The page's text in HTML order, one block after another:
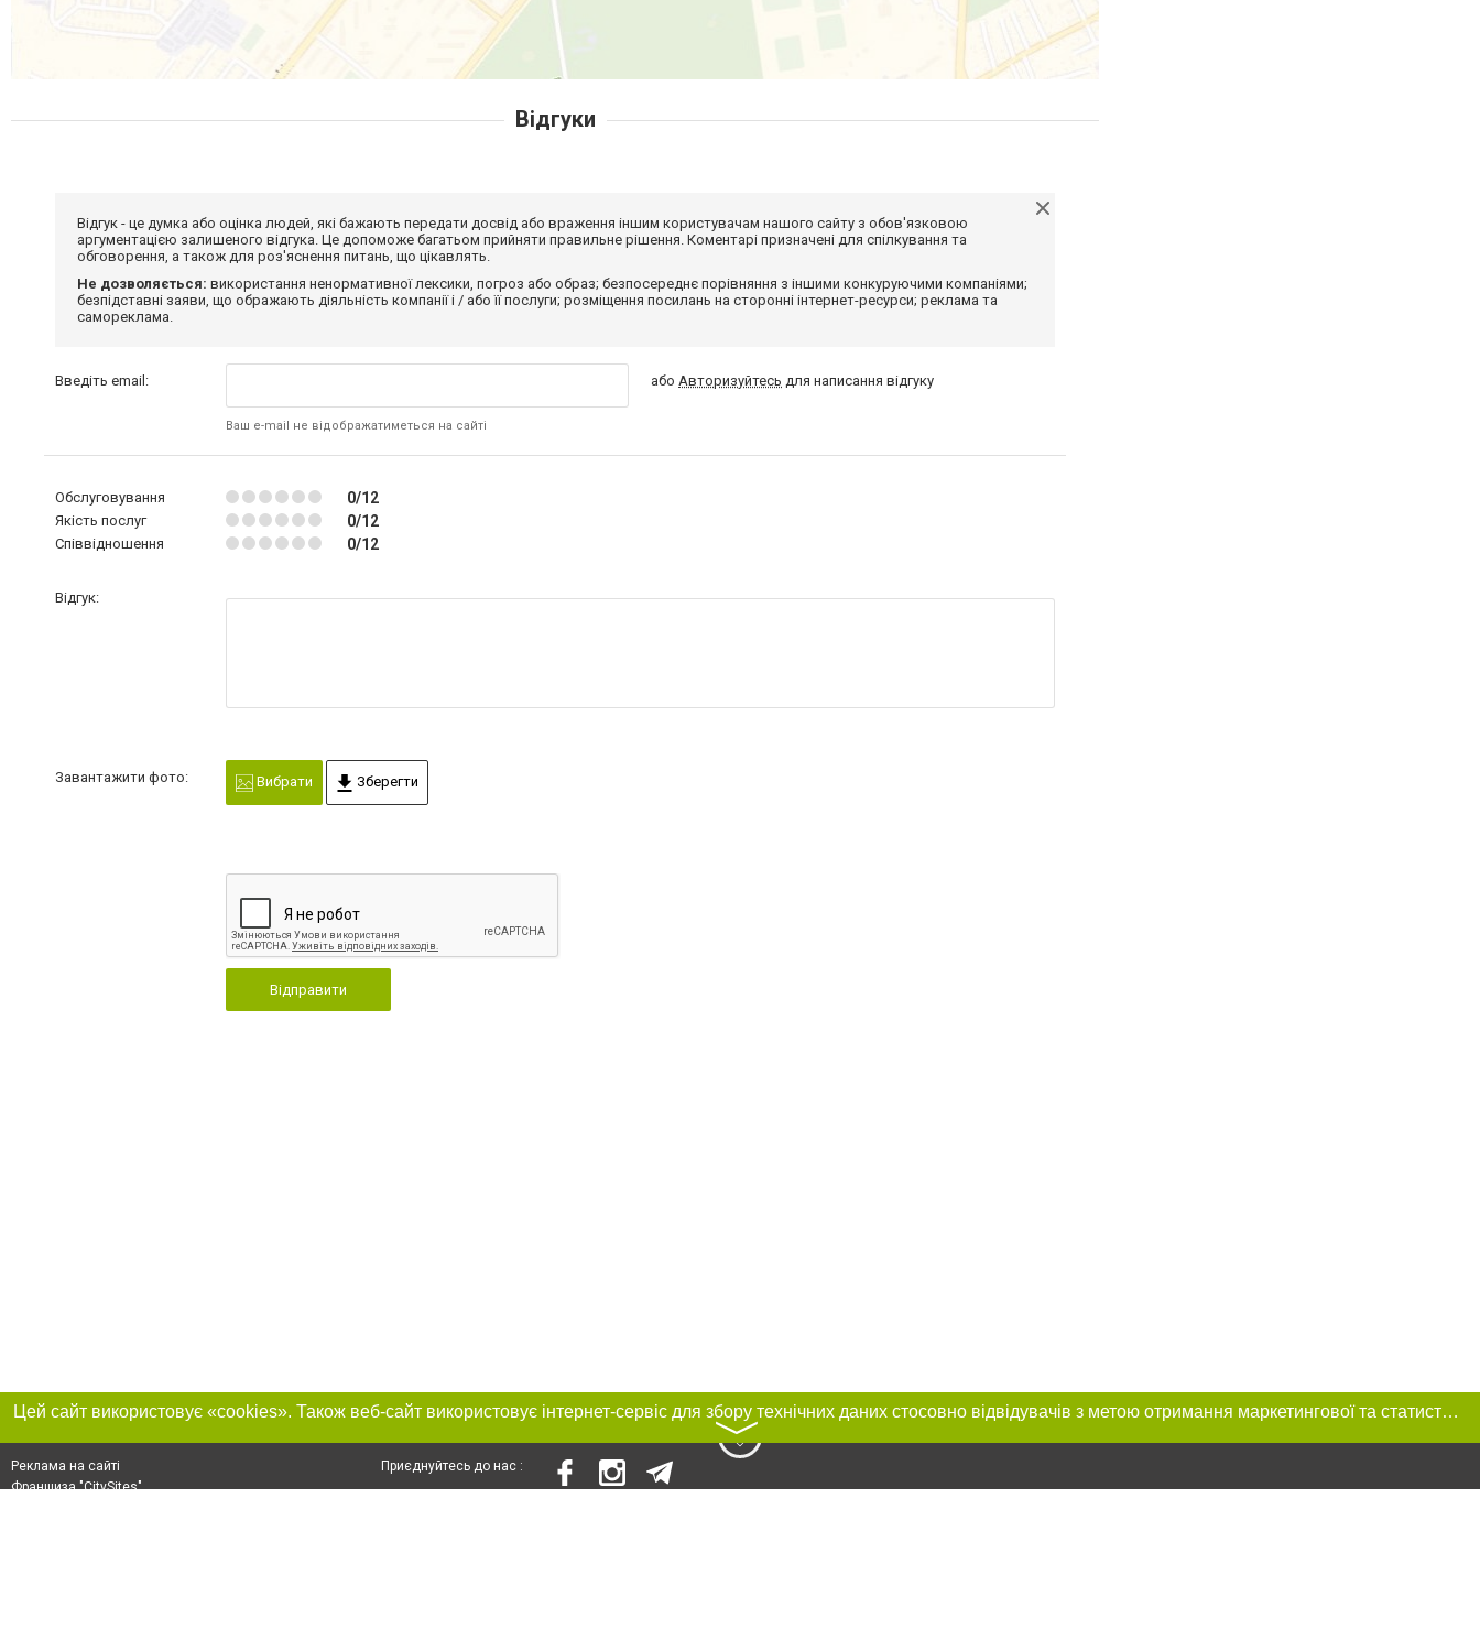
Відгуки
Відгук - це думка або оцінка людей, які бажають передати досвід або враження іншим користувачам нашого сайту з обов'язковою
аргументацією залишеного відгука. Це допоможе багатьом прийняти правильне рішення. Коментарі призначені для спілкування та
обговорення, а також для роз'яснення питань, що цікавлять.
Не дозволяється: використання ненормативної лексики, погроз або образ; безпосереднє порівняння з іншими конкуруючими компаніями;
безпідставні заяви, що ображають діяльність компанії і / або її послуги; розміщення посилань на сторонні інтернет-ресурси; реклама та
самореклама.
Введіть email:
Ваш e-mail не відображатиметься на сайті
абоАвторизуйтесь для написання відгуку
Обслуговування 0/12
Якість послуг 0/12
Співвідношення 0/12
Відгук:
Завантажити фото: Вибрати Зберегти
Відправити
Цей сайт використовує «cookies». Також веб-сайт використовує інтернет-сервіс для збору технічних даних стосовно відвідувачів з метою отримання маркетингової та статистичної інформації. Умови обробки даних відвідувачів сайту див.
〉
Реклама на сайті
Франшиза "CitySites"
Приєднуйтесь до нас :